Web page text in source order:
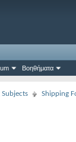
Βοηθήματα
Subjects Shipping